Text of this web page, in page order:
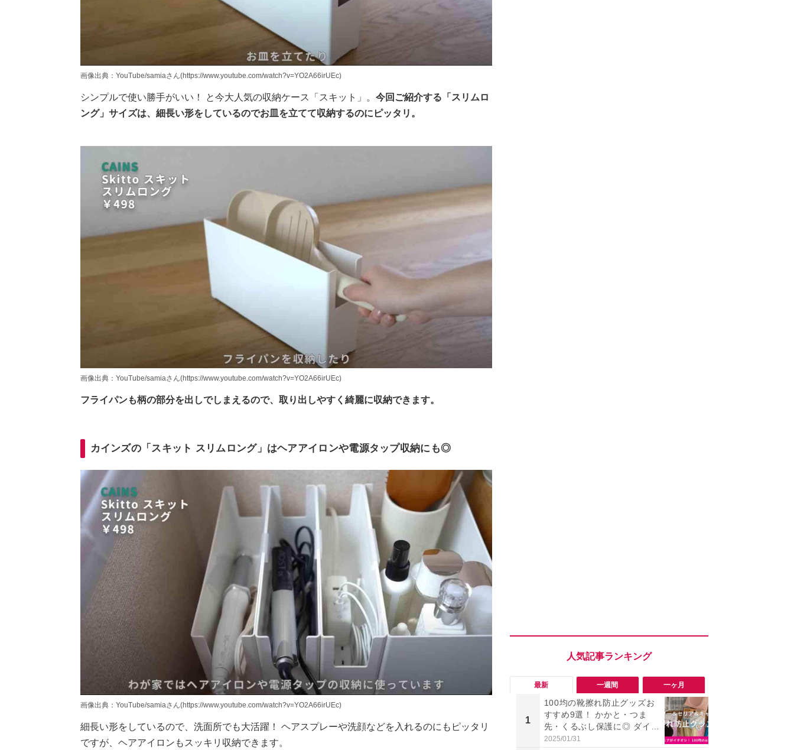
画像出典：YouTube/samiaさん(https://www.youtube.com/watch?v=YO2A66irUEc)
シンプルで使い勝手がいい！ と今大人気の収納ケース「スキット」。 今回ご紹介する「スリムロ
ング」サイズは、細長い形をしているのでお皿を立てて収納するのにピッタリ。
画像出典：YouTube/samiaさん(https://www.youtube.com/watch?v=YO2A66irUEc)
フライパンも柄の部分を出しでしまえるので、取り出しやすく綺麗に収納できます。
カインズの「スキット スリムロング」はヘアアイロンや電源タップ収納にも◎
画像出典：YouTube/samiaさん(https://www.youtube.com/watch?v=YO2A66irUEc)
細長い形をしているので、洗面所でも大活躍！ ヘアスプレーや洗顔などを入れるのにもピッタリ
ですが、ヘアアイロンもスッキリ収納できます。
最新 一週間 一ヶ月
1
100均の靴擦れ防止グッズお
すすめ9選！ かかと・つま
先・くるぶし保護に◎ ダイソ
ー・セリア・キャンドゥ
2025/01/31